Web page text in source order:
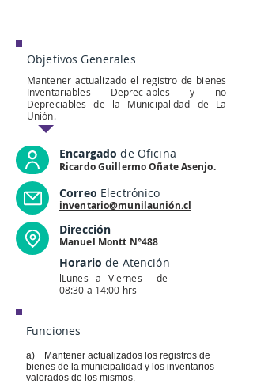
Objetivos Generales
Mantener actualizado el registro de bienes
Inventariables Depreciables y no
Depreciables de la Municipalidad de La
Unión.
Encargado de Oficina
Ricardo Guillermo Oñate Asenjo.
Correo Electrónico
inventario@munilaunión.cl
Dirección
Manuel Montt N°488
Horariode Atención
lLunes a Viernes de
08:30 a 14:00 hrs
Funciones
a) Mantener actualizados los registros de
bienes de la municipalidad y los inventarios
valorados de los mismos.